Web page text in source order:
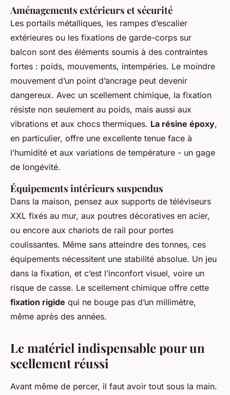
Aménagements extérieurs et sécurité
Les portails métalliques, les rampes d’escalier
extérieures ou les fixations de garde-corps sur
balcon sont des éléments soumis à des contraintes
fortes : poids, mouvements, intempéries. Le moindre
mouvement d’un point d’ancrage peut devenir
dangereux. Avec un scellement chimique, la fixation
résiste non seulement au poids, mais aussi aux
vibrations et aux chocs thermiques. La résine époxy,
en particulier, offre une excellente tenue face à
l’humidité et aux variations de température - un gage
de longévité.
Équipements intérieurs suspendus
Dans la maison, pensez aux supports de téléviseurs
XXL fixés au mur, aux poutres décoratives en acier,
ou encore aux chariots de rail pour portes
coulissantes. Même sans atteindre des tonnes, ces
équipements nécessitent une stabilité absolue. Un jeu
dans la fixation, et c’est l’inconfort visuel, voire un
risque de casse. Le scellement chimique offre cette
fixation rigide qui ne bouge pas d’un millimètre,
même après des années.
Le matériel indispensable pour un
scellement réussi
Avant même de percer, il faut avoir tout sous la main.